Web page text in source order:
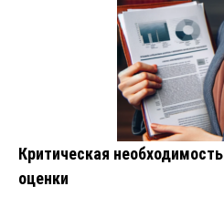
Критическая
оценки